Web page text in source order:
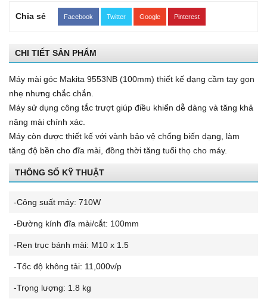
Chia sẻ Facebook Twitter Google Pinterest
CHI TIẾT SẢN PHẨM
Máy mài góc Makita 9553NB (100mm) thiết kế dạng cầm tay gọn
nhẹ nhưng chắc chắn.
Máy sử dụng công tắc trượt giúp điều khiển dễ dàng và tăng khả
năng mài chính xác.
Máy còn được thiết kế với vành bảo vệ chống biến dạng, làm
tăng độ bền cho đĩa mài, đồng thời tăng tuổi thọ cho máy.
THÔNG SỐ KỸ THUẬT
-Công suất máy: 710W
-Đường kính đĩa mài/cắt: 100mm
-Ren trục bánh mài: M10 x 1.5
-Tốc độ không tải: 11,000v/p
-Trọng lượng: 1.8 kg